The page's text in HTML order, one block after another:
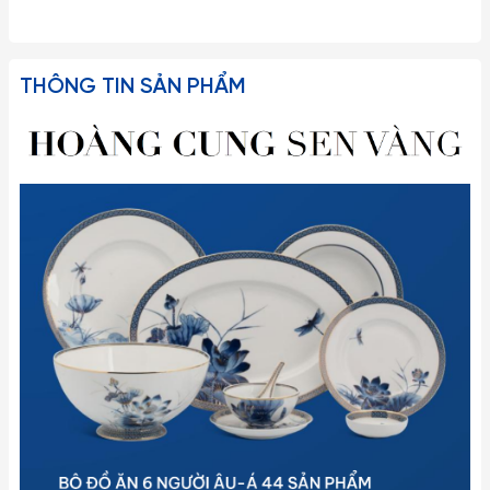
THÔNG TIN SẢN PHẨM